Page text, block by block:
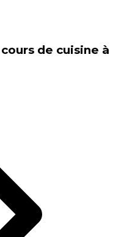
de cuisine à